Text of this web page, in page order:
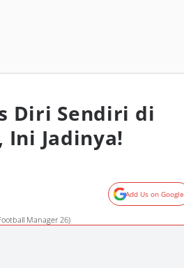
Diri Sendiri di
Ini Jadinya!
Add Us on Google
Manager 26)